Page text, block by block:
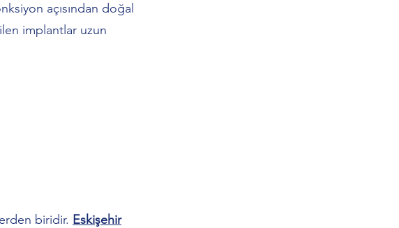
açısından doğal
implantlar uzun
biridir. Eskişehir